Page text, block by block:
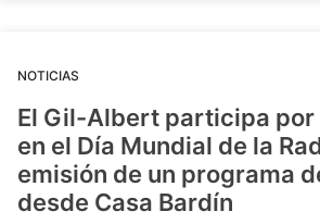
NOTICIAS
El Gil-Albert participa
en el Día Mundial de la
emisión de un programa
desde Casa Bardín